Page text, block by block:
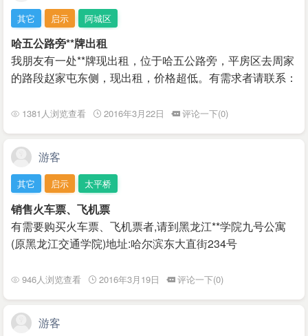
其它 启示 阿城区
哈五公路旁**牌出租
我朋友有一处**牌现出租，位于哈五公路旁，平房区去周家
的路段赵家屯东侧，现出租，价格超低。有需求者请联系：
1381人浏览查看 2016年3月22日 评论一下(0)
游客
其它 启示 太平桥
销售火车票、飞机票
有需要购买火车票、飞机票者,请到黑龙江**学院九号公寓
(原黑龙江交通学院)地址:哈尔滨东大直街234号
946人浏览查看 2016年3月19日 评论一下(0)
游客